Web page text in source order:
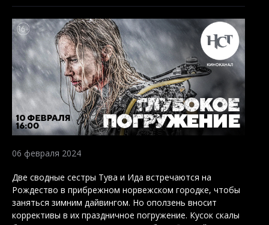
06 февраля 2024
Две сводные сестры Тува и Ида встречаются на
Рождество в прибрежном норвежском городке, чтобы
заняться зимним дайвингом. Но оползень вносит
коррективы в их праздничное погружение. Кусок скалы